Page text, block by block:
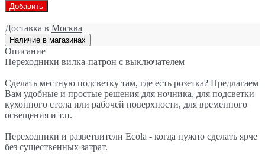
Добавить
Доставка в Москва
Наличие в магазинах
Описание
Переходники вилка-патрон с выключателем
Сделать местную подсветку там, где есть розетка? Предлагаем
Вам удобные и простые решения для ночника, для подсветки
кухонного стола или рабочей поверхности, для временного
освещения и т.п.
Переходники и разветвители Ecola - когда нужно сделать ярче
без существенных затрат.